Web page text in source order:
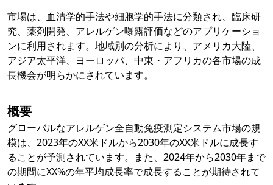
市場は、血清学的手法や細胞学的手法に分類され、臨床研
究、薬剤開発、アレルゲン曝露評価などのアプリケーショ
ンに利用されます。地域別の分析により、アメリカ大陸、
アジア太平洋、ヨーロッパ、中東・アフリカの各市場の成
長機会が明らかにされています。
概要
グローバルなアレルゲン全自動免疫測定システム市場の規
模は、2023年のXX米ドルから2030年のXX米ドルに成長す
ることが予測されています。また、2024年から2030年まで
の期間にXX%の年平均成長率で成長することが期待されて